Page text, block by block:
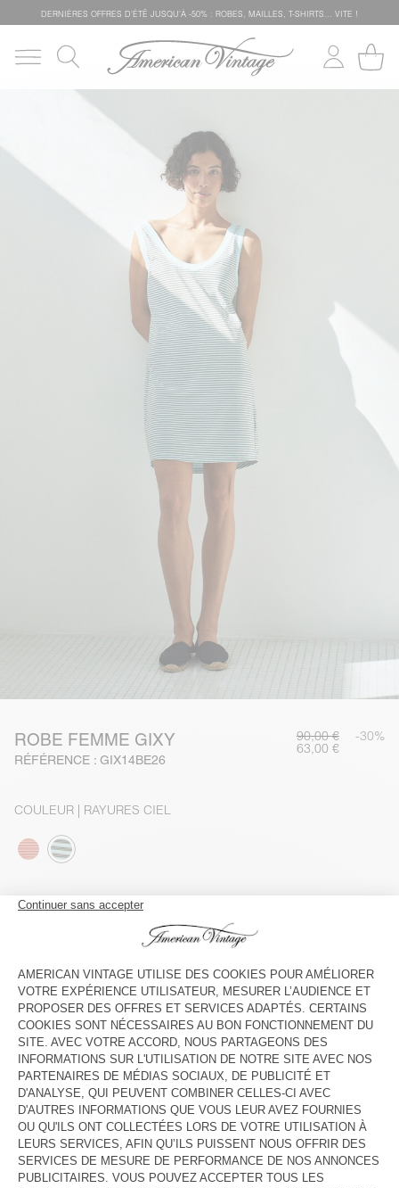
DERNIÈRES OFFRES D'ÉTÊ JUSQU'À -50% : ROBES, MAILLES, T-SHIRTS... VITE !
ROBE FEMME GIXY
RÉFÉRENCE : GIX14BE26
90,00 € -30%
63,00 €
COULEUR | RAYURES CIEL
S M L
Le mannequin mesure 177 cm et porte une taille S
GUIDE DES TAILLES
Livraison estiméeentre le mardi 11 août et le jeudi 13 août
AJOUTER AU PANIER
VOIR LA DISPONIBILITE EN MAGASIN
DESCRIPTION
TAILLE ET COUPE
COMPOSITION